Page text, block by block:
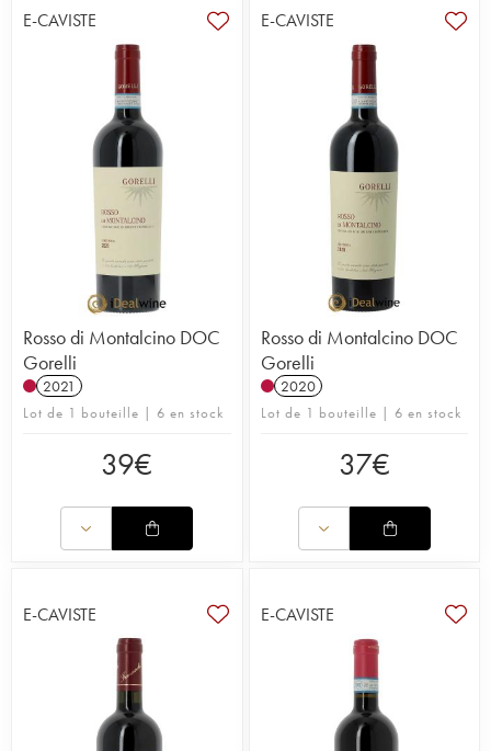
E-CAVISTE
Rosso di Montalcino DOC
Gorelli
2021
Lot de 1 bouteille | 6 en stock
39€
E-CAVISTE
Rosso di Montalcino DOC
Gorelli
2020
Lot de 1 bouteille | 6 en stock
37€
E-CAVISTE E-CAVISTE